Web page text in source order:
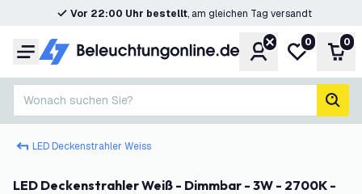
Vor 22:00 Uhr bestellt, am gleichen Tag versandt
Menü KontoMeine
0 0
Wonach suchen Sie?
LED Deckenstrahler Weiss
LED Deckenstrahler Weiß - Dimmbar - 3W - 2700K -